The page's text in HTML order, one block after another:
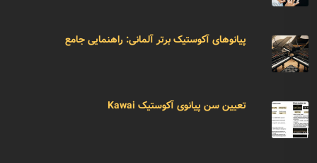
پیانوهای آکوستیک برتر آلمانی: راهنمایی جامع
تعیین سن پیانوی آکوستیک Kawai